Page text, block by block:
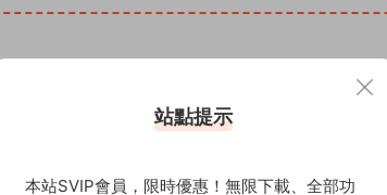
了您的權益，請來信通知Email:
plugin-w-youtube-vimeo/ ，轉載請注明出處。
站點提示
本站SVIP會員，限時優惠！無限下載、全部功